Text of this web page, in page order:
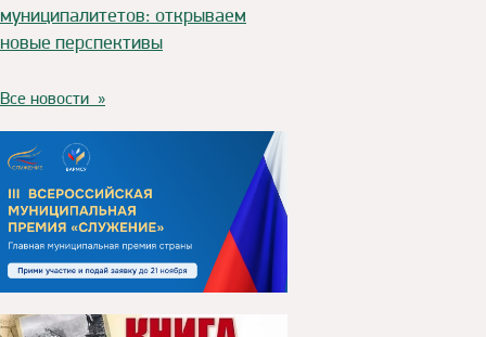
муниципалитетов: открываем
новые перспективы
Все новости »